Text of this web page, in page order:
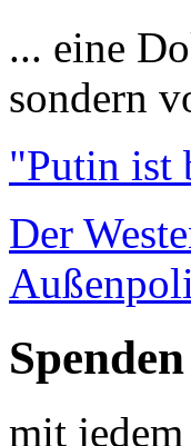
... eine
sondern
"Putin ist
Der
mit